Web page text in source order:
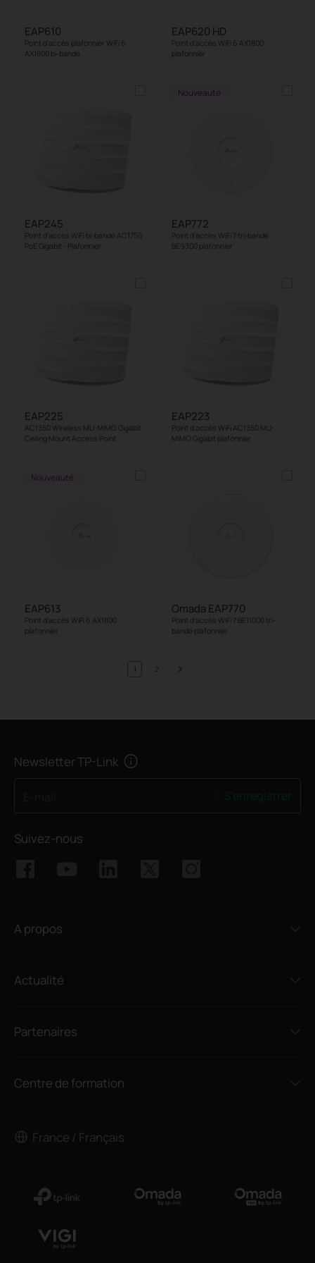
EAP610
Point d'accès plafonnier WiFi 6
AX1800 bi-bande
EAP620 HD
Point d'accès WiFi 6 AX1800
plafonnier
EAP245
Point d'accès WiFi bi-bande AC1750
PoE Gigabit - Plafonnier
Nouveauté
EAP772
Point d'accès WiFi 7 tri-bande
BE9300 plafonnier
EAP225
AC1350 Wireless MU-MIMO Gigabit
Ceiling Mount Access Point
EAP223
Point d'accès WiFi AC1350 MU-
MIMO Gigabit plafonnier
Nouveauté
EAP613
Point d'accès WiFi 6 AX1800
plafonnier
Omada EAP770
Point d'accès WiFi 7 BE11000 tri-
bande plafonnier
1
Newsletter TP-Link
Suivez-nous
A propos
Actualité
Partenaires
Centre de formation
France / Français